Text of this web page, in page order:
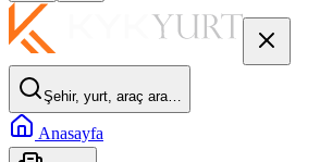
Şehir, yurt, araç ara…
Anasayfa